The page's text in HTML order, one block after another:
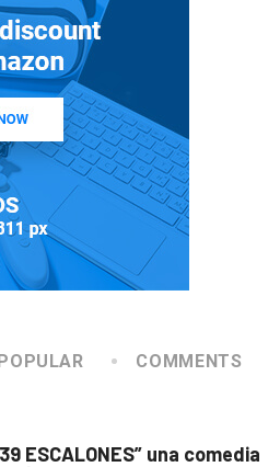
COMMENTS
ESCALONES” una comedia